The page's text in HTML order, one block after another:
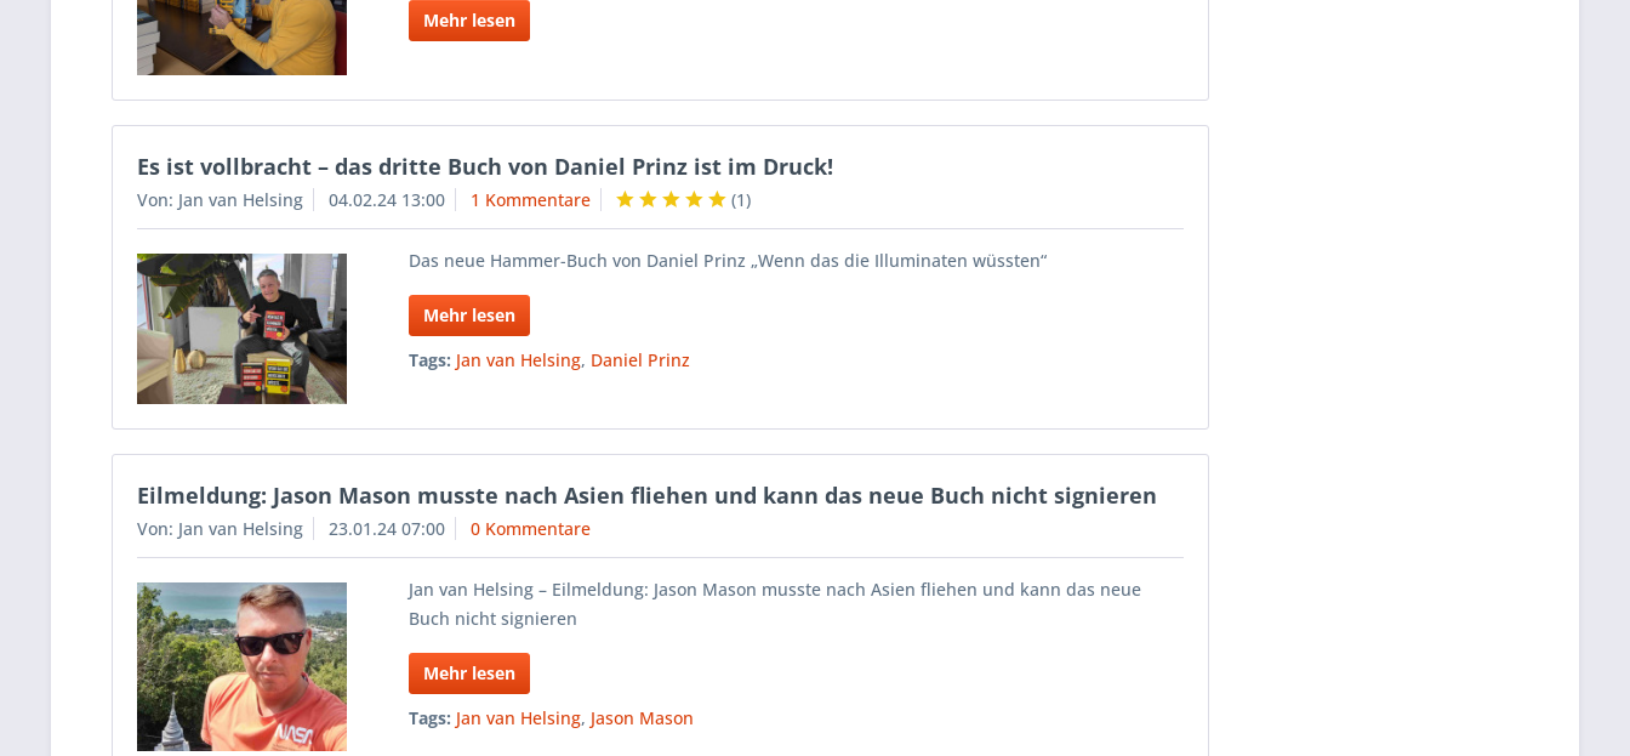
Mehr lesen
Es ist vollbracht – das dritte Buch von Daniel Prinz ist im Druck!
Von: Jan van Helsing 04.02.24 13:00 1 Kommentare (1)
Das neue Hammer-Buch von Daniel Prinz „Wenn das die Illuminaten wüssten“
Mehr lesen
Tags: Jan van Helsing, Daniel Prinz
Eilmeldung: Jason Mason musste nach Asien fliehen und kann das neue Buch nicht signieren
Von: Jan van Helsing 23.01.24 07:00 0 Kommentare
Jan van Helsing – Eilmeldung: Jason Mason musste nach Asien fliehen und kann das neue
Buch nicht signieren
Mehr lesen
Tags: Jan van Helsing, Jason Mason